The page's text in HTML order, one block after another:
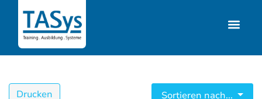
Drucken Sortieren nach...